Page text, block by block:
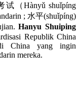
试（Hànyǔ shuǐpíng
; 水平(shuǐpíng)
Hanyu Shuiping
Republik China
China yang ingin
mereka.